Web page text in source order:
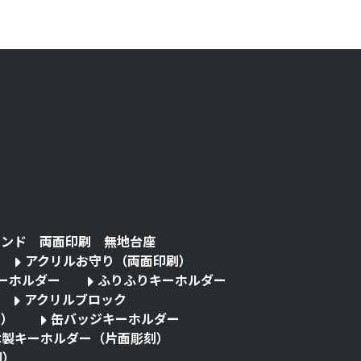
ンド 両面印刷 無地台座
アクリルお守り（両面印刷）
ホルダー
ふりふりキーホルダー
アクリルブロック
缶バッジキーホルダー
キーホルダー（片面彫刻）